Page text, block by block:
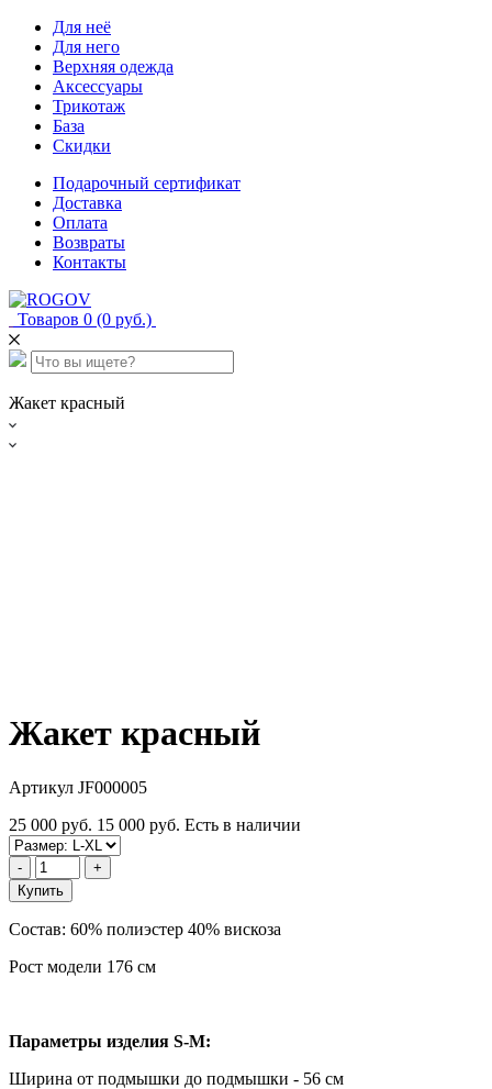
Для неё
Для него
Верхняя одежда
Аксессуары
Трикотаж
База
Скидки
Подарочный сертификат
Доставка
Оплата
Возвраты
Контакты
Товаров 0 (0 руб.)
Жакет красный
Жакет красный
Артикул JF000005
25 000 руб. 15 000 руб. Есть в наличии
-
+
Купить
Состав: 60% полиэстер 40% вискоза
Рост модели 176 см
Параметры изделия S-M:
Ширина от подмышки до подмышки - 56 см